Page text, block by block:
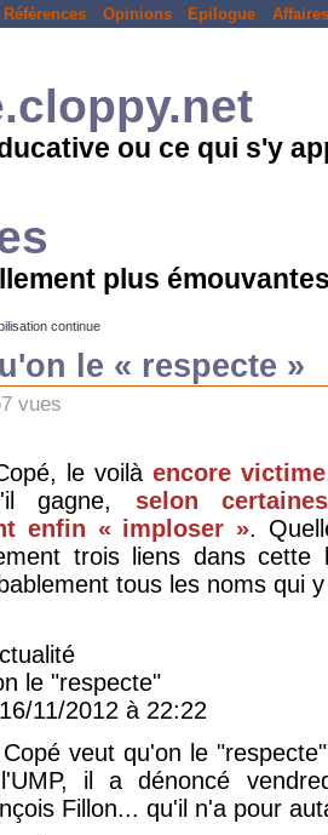
Références Opinions Epilogue Affaires
ou ce qui s'y
plus
continue
le « respecte »
vues
le voilà encore victime
gagne, selon
enfin « imploser ».
trois liens dans
tous les noms qui
le "respecte"
11/2012 à 22:22
veut qu'on le
il a dénoncé
Fillon... qu'il n'a pour